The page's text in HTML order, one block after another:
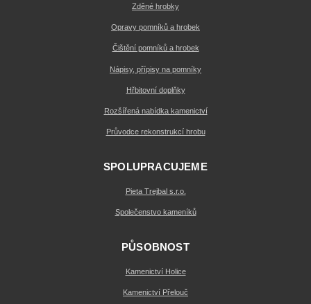
Zděné hrobky
Opravy pomníků a hrobek
Čištění pomníků a hrobek
Nápisy, přípisy na pomníky
Hřbitovní doplňky
Rozšířená nabídka kamenictví
Průvodce rekonstrukcí hrobu
SPOLUPRACUJEME
Pieta Trejbal s.r.o.
Společenstvo kameníků
PŮSOBNOST
Kamenictví Holice
Kamenictví Přelouč